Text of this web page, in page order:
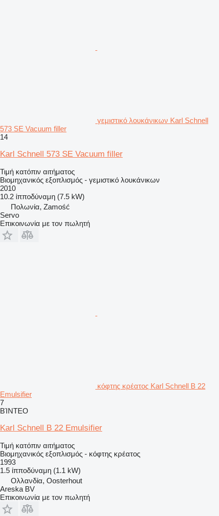
γεμιστικό λουκάνικων Karl Schnell
573 SE Vacuum filler
14
Karl Schnell 573 SE Vacuum filler
Τιμή κατόπιν αιτήματος
Βιομηχανικός εξοπλισμός - γεμιστικό λουκάνικων
2010
10.2 ίπποδύναμη (7.5 kW)
Πολωνία, Zamość
Servo
Επικοινωνία με τον πωλητή
κόφτης κρέατος Karl Schnell B 22
Emulsifier
7
ΒΊΝΤΕΟ
Karl Schnell B 22 Emulsifier
Τιμή κατόπιν αιτήματος
Βιομηχανικός εξοπλισμός - κόφτης κρέατος
1993
1.5 ίπποδύναμη (1.1 kW)
Ολλανδία, Oosterhout
Areska BV
Επικοινωνία με τον πωλητή